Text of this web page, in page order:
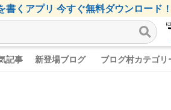
書くアプリ 今すぐ無料ダウンロード！
記事 新登場ブログ ブログ村カテゴリ